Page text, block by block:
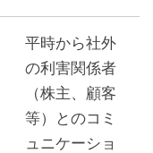
平時から社外
の利害関係者
（株主、顧客
等）とのコミ
ュニケーショ